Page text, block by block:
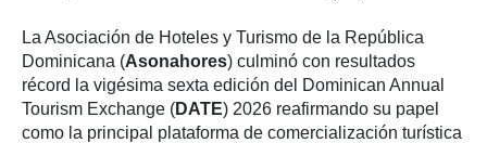
La Asociación de Hoteles y Turismo de la República
Dominicana (Asonahores) culminó con resultados
récord la vigésima sexta edición del Dominican Annual
Tourism Exchange (DATE) 2026 reafirmando su papel
como la principal plataforma de comercialización turística